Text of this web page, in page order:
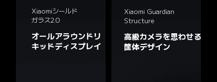
Xiaomiシールド
ガラス2.0
オールアラウンドリ
キッドディスプレイ
Xiaomi Guardian
Structure
高級カメラを思わせる
筐体デザイン